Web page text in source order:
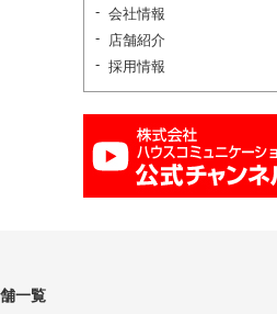
会社情報
店舗紹介
採用情報
一覧